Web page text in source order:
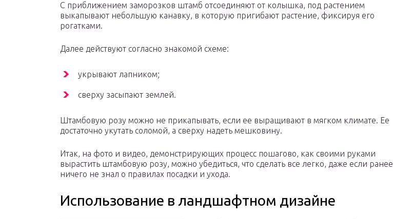
С приближением заморозков штамб отсоединяют от колышка, под растением
выкапывают небольшую канавку, в которую пригибают растение, фиксируя его
рогатками.
Далее действуют согласно знакомой схеме:
укрывают лапником;
сверху засыпают землей.
Штамбовую розу можно не прикапывать, если ее выращивают в мягком климате. Ее
достаточно укутать соломой, а сверху надеть мешковину.
Итак, на фото и видео, демонстрирующих процесс пошагово, как своими руками
вырастить штамбовую розу, можно убедиться, что сделать все легко, даже если ранее
ничего не знал о правилах посадки и ухода.
Использование в ландшафтном дизайне